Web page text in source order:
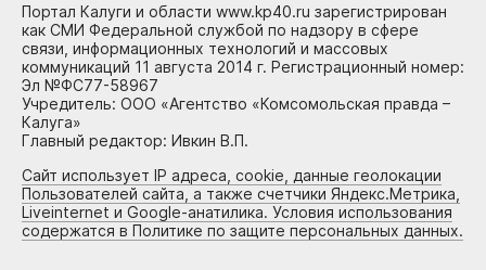
Портал Калуги и области www.kp40.ru зарегистрирован
как СМИ Федеральной службой по надзору в сфере
связи, информационных технологий и массовых
коммуникаций 11 августа 2014 г. Регистрационный номер:
Эл №ФС77-58967
Учредитель: ООО «Агентство «Комсомольская правда –
Калуга»
Главный редактор: Ивкин В.П.
Сайт использует IP адреса, cookie, данные геолокации
Пользователей сайта, а также счетчики Яндекс.Метрика,
Liveinternet и Google-анатилика. Условия использования
содержатся в Политике по защите персональных данных.